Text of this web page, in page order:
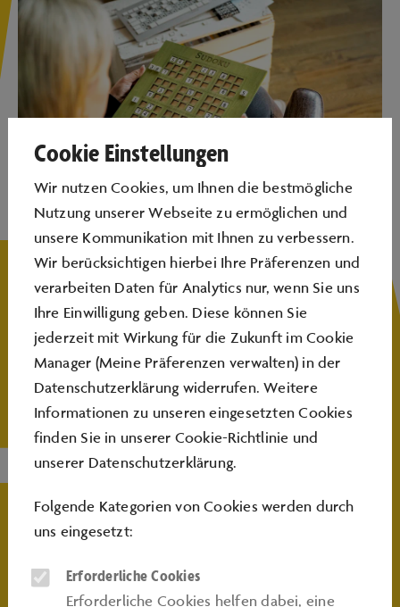
Foto: Stefan Konnegen
In diesem Workshop gestalten Eltern-Kind-Tandems
aus ausrangierten PC‑Tastaturen der Autostadt und
gelaserten Holzspielbrettern ihr eigenes Sudoku‑Spiel.
INFOS
Beginn: 11:00 Uhr
Cookie Einstellungen
Wir nutzen Cookies, um Ihnen die bestmögliche
Nutzung unserer Webseite zu ermöglichen und
unsere Kommunikation mit Ihnen zu verbessern.
Wir berücksichtigen hierbei Ihre Präferenzen und
verarbeiten Daten für Analytics nur, wenn Sie uns
Ihre Einwilligung geben. Diese können Sie
jederzeit mit Wirkung für die Zukunft im Cookie
Manager (Meine Präferenzen verwalten) in der
Datenschutzerklärung widerrufen. Weitere
Informationen zu unseren eingesetzten Cookies
finden Sie in unserer Cookie-Richtlinie und
unserer Datenschutzerklärung.
Folgende Kategorien von Cookies werden durch
uns eingesetzt:
Erforderliche Cookies
Erforderliche Cookies helfen dabei, eine